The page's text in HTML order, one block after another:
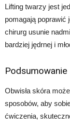
Lifting twarzy jest
pomagają poprawić
chirurg usunie
bardziej jędrnej i
Podsumowanie
Obwisła skóra
sposobów, aby
ćwiczenia,